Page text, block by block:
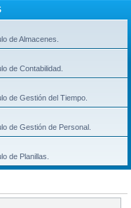
de Almacenes.
de Contabilidad.
de Gestión del Tiempo.
de Gestión de Personal.
de Planillas.